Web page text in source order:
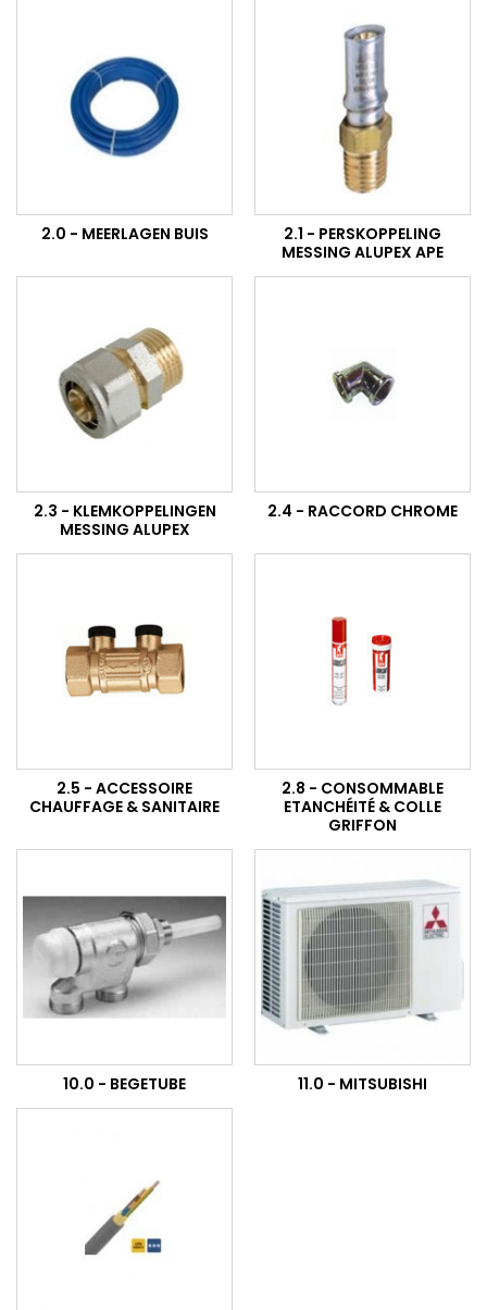
2.0 - MEERLAGEN BUIS
2.1 - PERSKOPPELING
MESSING ALUPEX APE
2.3 - KLEMKOPPELINGEN
MESSING ALUPEX
2.4 - RACCORD CHROME
2.5 - ACCESSOIRE
CHAUFFAGE & SANITAIRE
2.8 - CONSOMMABLE
ETANCHÉITÉ & COLLE
GRIFFON
10.0 - BEGETUBE 11.0 - MITSUBISHI